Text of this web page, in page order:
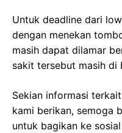
Untuk deadline dari
dengan menekan
masih dapat dilamar
sakit tersebut masih di
Sekian informasi
kami berikan, semoga
untuk bagikan ke